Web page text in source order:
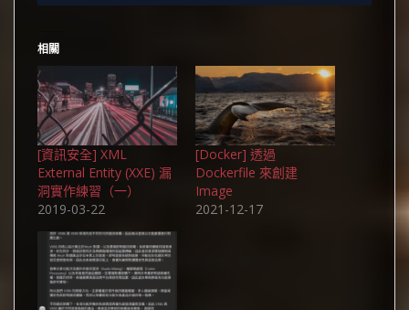
相關
[資訊安全] XML
External Entity (XXE) 漏
洞實作練習（一）
2019-03-22
[Docker] 透過
Dockerfile 來創建
Image
2021-12-17